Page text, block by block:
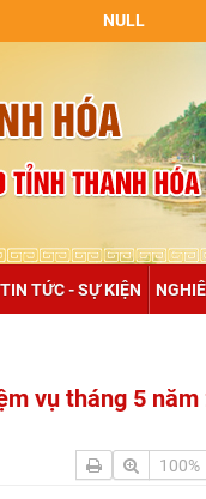
TIN TỨC - SỰ KIỆN
vụ tháng 5 năm
100%